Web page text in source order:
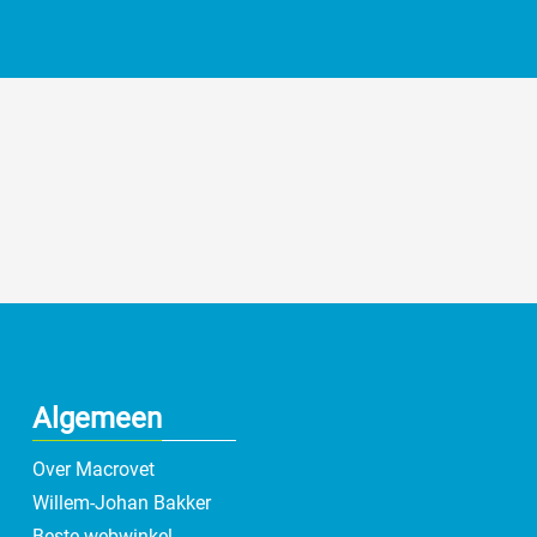
Algemeen
Over Macrovet
Willem-Johan Bakker